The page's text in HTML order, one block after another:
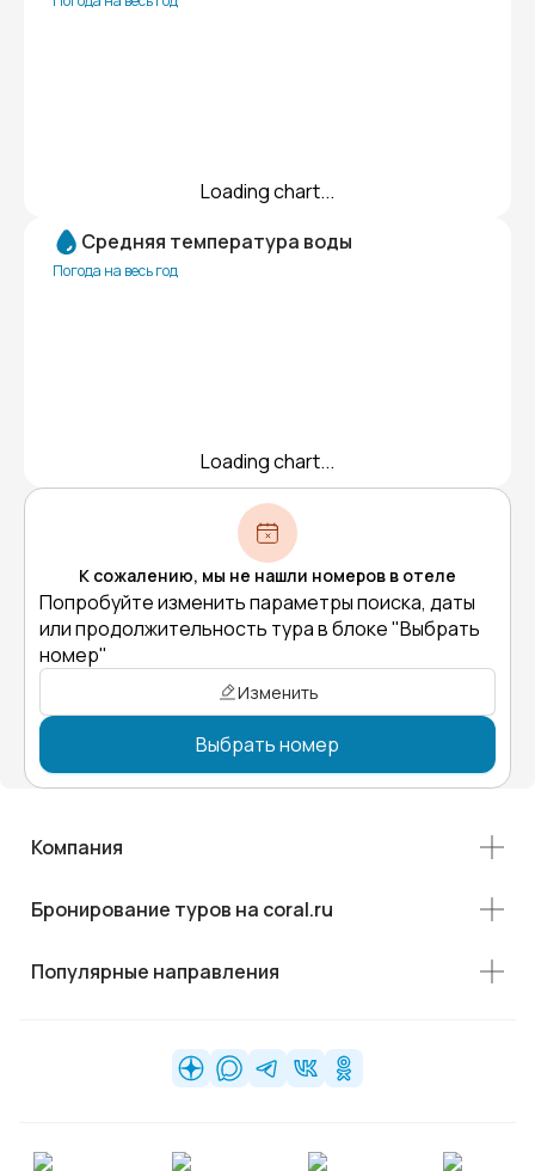
Loading chart...
Средняя температура воды
Погода на весь год
Loading chart...
К сожалению, мы не нашли номеров в отеле
Попробуйте изменить параметры поиска, даты
или продолжительность тура в блоке "Выбрать
номер"
Изменить
Выбрать номер
Компания
Бронирование туров на coral.ru
Популярные направления